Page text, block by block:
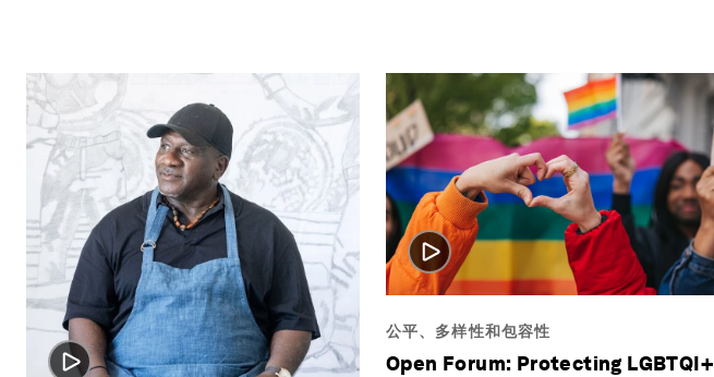
公平、多样性和包容性
Open Forum: Protecting LGBTQI+